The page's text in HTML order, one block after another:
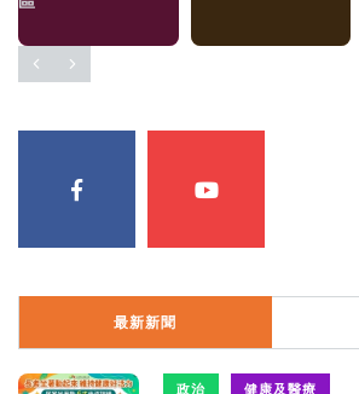
最新新聞
政治 健康及醫療